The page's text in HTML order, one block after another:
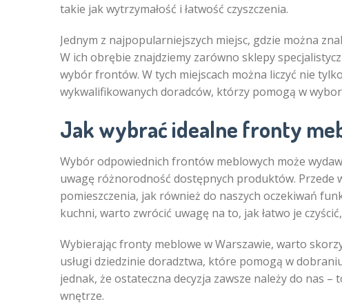
takie jak wytrzymałość i łatwość czyszczenia.
Jednym z najpopularniejszych miejsc, gdzie można
W ich obrębie znajdziemy zarówno sklepy
wybór frontów. W tych miejscach można liczyć nie
wykwalifikowanych doradców, którzy pomogą w
Jak wybrać idealne fronty
Wybór odpowiednich frontów meblowych może
uwagę różnorodność dostępnych produktów. Przede
pomieszczenia, jak również do naszych oczekiwań
kuchni, warto zwrócić uwagę na to, jak łatwo je
Wybierając fronty meblowe w Warszawie, warto
usługi dziedzinie doradztwa, które pomogą w
jednak, że ostateczna decyzja zawsze należy do nas
wnętrze.